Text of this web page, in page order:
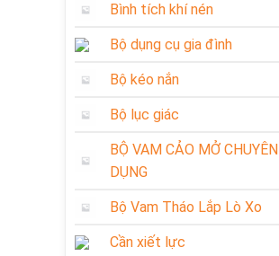
Bình tích khí nén
Bộ dụng cụ gia đình
Bộ kéo nắn
Bộ lục giác
BỘ VAM CẢO MỞ CHUYÊN
DỤNG
Bộ Vam Tháo Lắp Lò Xo
Cần xiết lực